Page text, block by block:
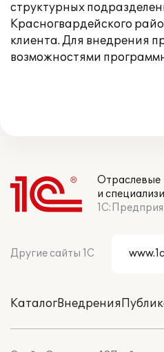
структурных
Красногвардейского
клиента. Для внедрения
возможностями
Отраслевые
и
Другие сайты 1С
КаталогВнедрения